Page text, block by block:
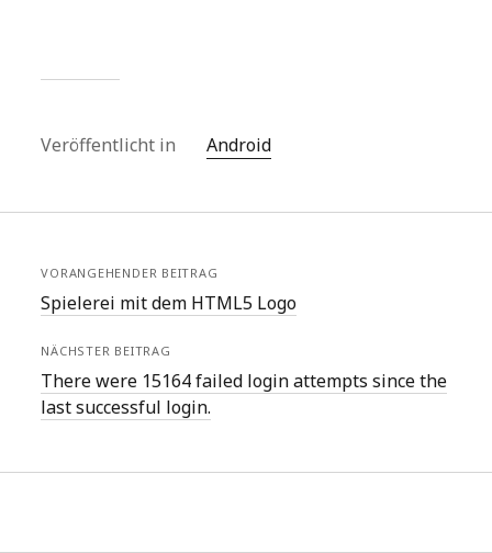
Veröffentlicht in Android
VORANGEHENDER BEITRAG
Spielerei mit dem HTML5 Logo
NÄCHSTER BEITRAG
There were 15164 failed login attempts since the
last successful login.